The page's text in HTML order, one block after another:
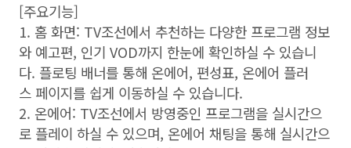
[주요기능]
1. 홈 화면: TV조선에서 추천하는 다양한 프로그램 정보
와 예고편, 인기 VOD까지 한눈에 확인하실 수 있습니
다. 플로팅 배너를 통해 온에어, 편성표, 온에어 플러
스 페이지를 쉽게 이동하실 수 있습니다.
2. 온에어: TV조선에서 방영중인 프로그램을 실시간으
로 플레이 하실 수 있으며, 온에어 채팅을 통해 실시간으